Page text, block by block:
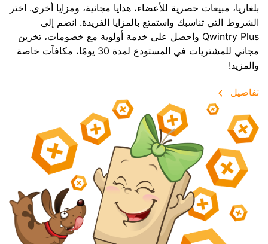
بلغاريا، مبيعات حصرية للأعضاء، هدايا مجانية، ومزايا أخرى. اختر
الشروط التي تناسبك واستمتع بالمزايا الفريدة. انضم إلى
Qwintry Plus واحصل على خدمة أولوية مع خصومات، تخزين
مجاني للمشتريات في المستودع لمدة 30 يومًا، مكافآت خاصة
والمزيد!
تفاصيل